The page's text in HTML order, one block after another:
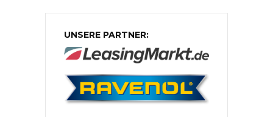
UNSERE PARTNER: